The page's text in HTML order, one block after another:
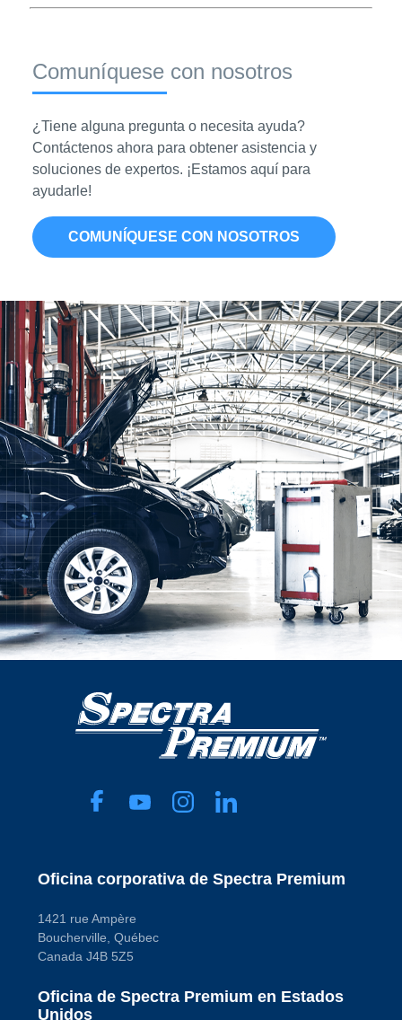
Comuníquese con nosotros
¿Tiene alguna pregunta o necesita ayuda?
Contáctenos ahora para obtener asistencia y
soluciones de expertos. ¡Estamos aquí para
ayudarle!
COMUNÍQUESE CON NOSOTROS
Oficina corporativa de Spectra Premium
1421 rue Ampère
Boucherville, Québec
Canada J4B 5Z5
Oficina de Spectra Premium en Estados
Unidos